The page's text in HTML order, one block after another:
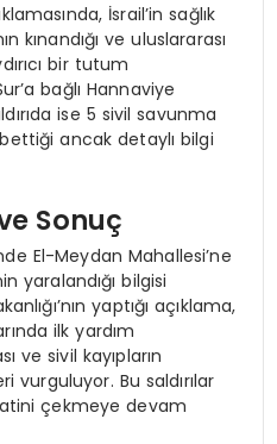
İsrail’in sağlık
kınandığı ve uluslararası
bir tutum
bağlı Hannaviye
ise 5 sivil savunma
ancak detaylı bilgi
Sonuç
El-Meydan Mahallesi’ne
yaralandığı bilgisi
yaptığı açıklama,
ilk yardım
ve sivil kayıpların
vurguluyor. Bu saldırılar
çekmeye devam